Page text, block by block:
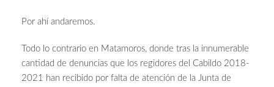
Por ahí andaremos.
Todo lo contrario en Matamoros, donde tras la innumerable
cantidad de denuncias que los regidores del Cabildo 2018-
2021 han recibido por falta de atención de la Junta de